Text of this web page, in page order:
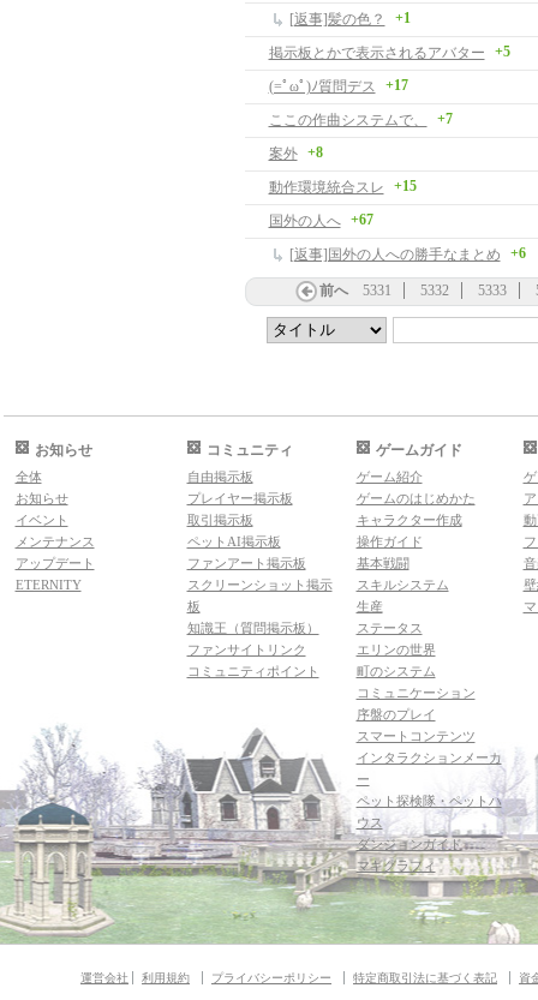
[返事]髪の色？ +1
掲示板とかで表示されるアバター +5
(=ﾟωﾟ)ﾉ質問デス +17
ここの作曲システムで、 +7
案外 +8
動作環境統合スレ +15
国外の人へ +67
[返事]国外の人への勝手なまとめ +6
前へ 5331 5332 5333
お知らせ
全体
お知らせ
イベント
メンテナンス
アップデート
ETERNITY
コミュニティ
自由掲示板
プレイヤー掲示板
取引掲示板
ペットAI掲示板
ファンアート掲示板
スクリーンショット掲示
板
知識王（質問掲示板）
ファンサイトリンク
コミュニティポイント
ゲームガイド
ゲーム紹介
ゲームのはじめかた
キャラクター作成
操作ガイド
基本戦闘
スキルシステム
生産
ステータス
エリンの世界
町のシステム
コミュニケーション
序盤のプレイ
スマートコンテンツ
インタラクションメーカ
ー
ペット探検隊・ペットハ
ウス
ダンジョンガイド
マギグラフィ
運営会社 利用規約 プライバシーポリシー 特定商取引法に基づく表記 資